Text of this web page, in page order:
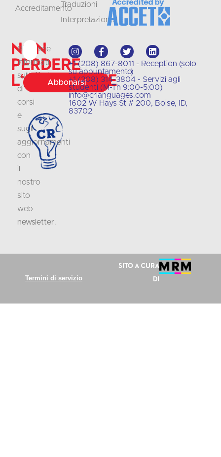
Non
perdere
l'occasione
Rimanete
informati
sull'offerta
di
corsi
e
sugli
aggiornamenti
con
il
nostro
sito
web
newsletter.
Abbonarsi
+1 (208) 867-8011 - Reception (solo
su appuntamento)
+1 (208) 314-3804 - Servizi agli
studenti (M-Th 9:00-5:00)
info@crlanguages.com
1602 W Hays St # 200, Boise, ID,
83702
AccreditamentoTraduzioni
Interpretazione
Termini di servizio
Sito a cura
di